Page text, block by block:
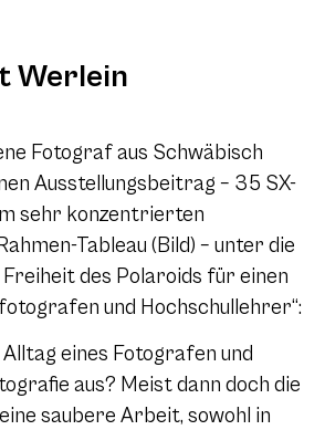
Werlein
Fotograf aus Schwäbisch
Ausstellungsbeitrag – 35 SX-
sehr konzentrierten
Tableau (Bild) – unter die
des Polaroids für einen
und Hochschullehrer“:
eines Fotografen und
aus? Meist dann doch die
saubere Arbeit, sowohl in